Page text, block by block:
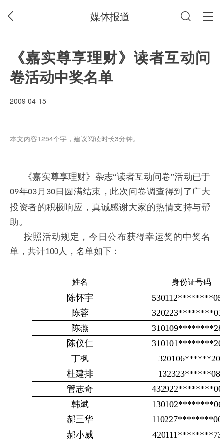
媒体报道
《嘉实尊享理财》读者互动问
卷活动中奖名单
2009-04-15
本文内容1254个字，建议阅读时长3分钟。
《嘉实尊享理财》杂志“读者互动问卷”活动已于
09年03 月 30 日圆满结束，此次问卷调查得到了广大
投资者的积极响应，真诚感谢大家的热情支持与帮
助。
按照活动规定，今日公布获得幸运奖的中奖名
单，共计100人，名单如下：
姓名 身份证号码
陈怀宇
陈蓉
陈燕
陈仪仁
丁枫
杜建排
管志奇
韩斌
郝三华
郝小威